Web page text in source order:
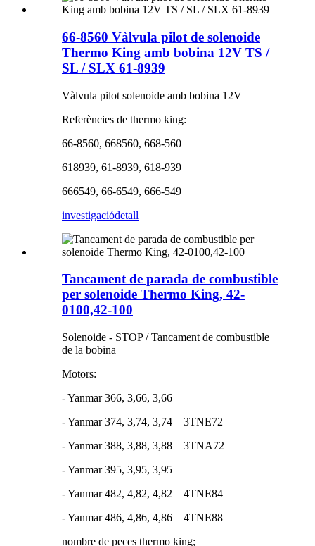
66-8560 Vàlvula pilot de solenoide
Thermo King amb bobina 12V TS /
SL / SLX 61-8939
Vàlvula pilot solenoide amb bobina 12V
Referències de thermo king:
66-8560, 668560, 668-560
618939, 61-8939, 618-939
666549, 66-6549, 666-549
investigaciódetall
Tancament de parada de combustible
per solenoide Thermo King, 42-
0100,42-100
Solenoide - STOP / Tancament de combustible
de la bobina
Motors:
- Yanmar 366, 3,66, 3,66
- Yanmar 374, 3,74, 3,74 – 3TNE72
- Yanmar 388, 3,88, 3,88 – 3TNA72
- Yanmar 395, 3,95, 3,95
- Yanmar 482, 4,82, 4,82 – 4TNE84
- Yanmar 486, 4,86, 4,86 ​​– 4TNE88
nombre de peces thermo king;